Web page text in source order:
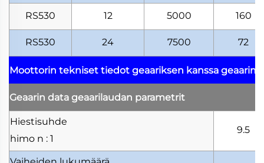
RS530 12 5000 160
RS530 24 7500 72
Moottorin tekniset tiedot geaariksen kanssa
Geaarin data geaarilaudan parametrit
Hiestisuhde
himo n : 1
9.5